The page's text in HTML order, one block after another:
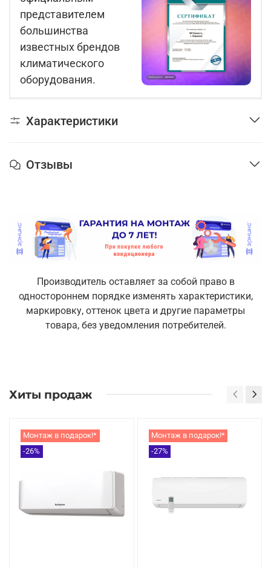
представителем
большинства
известных брендов
климатического
оборудования.
Характеристики
Отзывы
Производитель оставляет за собой право в
одностороннем порядке изменять характеристики,
маркировку, оттенок цвета и другие параметры
товара, без уведомления потребителей.
Хиты продаж
Монтаж в подарок!*
-26%
Монтаж в подарок!*
-27%